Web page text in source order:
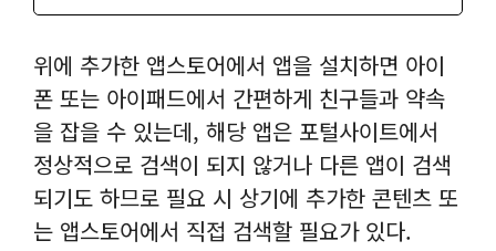
위에 추가한 앱스토어에서 앱을 설치하면 아이
폰 또는 아이패드에서 간편하게 친구들과 약속
을 잡을 수 있는데, 해당 앱은 포털사이트에서
정상적으로 검색이 되지 않거나 다른 앱이 검색
되기도 하므로 필요 시 상기에 추가한 콘텐츠 또
는 앱스토어에서 직접 검색할 필요가 있다.